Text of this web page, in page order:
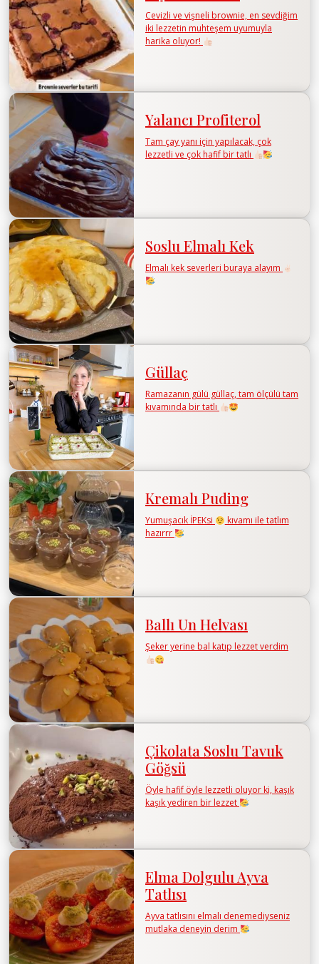
Cevizli ve vişneli brownie, en sevdiğim
iki lezzetin muhteşem uyumuyla
harika oluyor!
Yalancı Profiterol
Tam çay yanı için yapılacak, çok
lezzetli ve çok hafif bir tatlı
Soslu Elmalı Kek
Elmalı kek severleri buraya alayım
Güllaç
Ramazanın gülü güllaç, tam ölçülü tam
kıvamında bir tatlı
Kremalı Puding
Yumuşacık İPEKsi
kıvamı ile tatlım
hazırrr
Ballı Un Helvası
Şeker yerine bal katıp lezzet verdim
Çikolata Soslu Tavuk
Göğsü
Öyle hafif öyle lezzetli oluyor ki, kaşık
kaşık yediren bir lezzet
Elma Dolgulu Ayva
Tatlısı
Ayva tatlısını elmalı denemediyseniz
mutlaka deneyin derim